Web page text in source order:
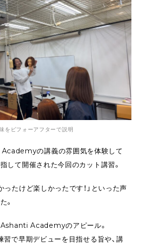
をビフォーアフターで説明
の講義の雰囲気を体験して
して開催された今回のカット講習。
ったけど楽しかったです！」といった声
。
Academyのアピール。
習で早期デビューを目指せる旨や、講